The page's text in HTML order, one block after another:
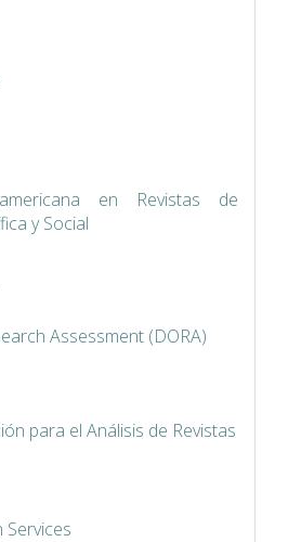
en Revistas de
y Social
Assessment (DORA)
para el Análisis de Revistas
Services